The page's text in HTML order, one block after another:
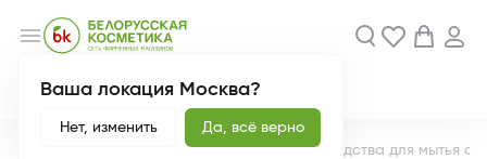
Ваша локация Москва?
Нет, изменить Да, всё верно
menu
Новинки Акции
Дом Чистота дома Средства для мытья